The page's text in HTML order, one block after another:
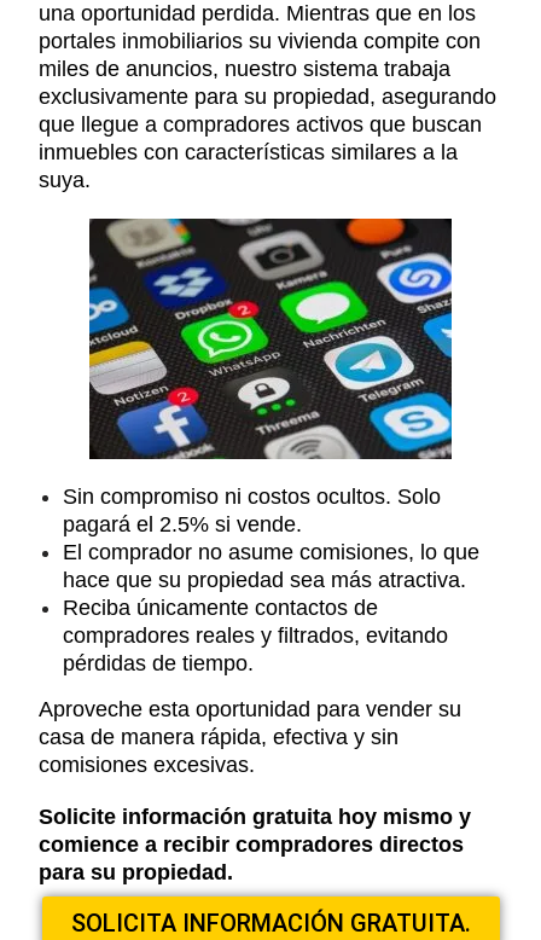
una oportunidad perdida. Mientras que en los
portales inmobiliarios su vivienda compite con
miles de anuncios, nuestro sistema trabaja
exclusivamente para su propiedad, asegurando
que llegue a compradores activos que buscan
inmuebles con características similares a la
suya.
Sin compromiso ni costos ocultos. Solo
pagará el 2.5% si vende.
El comprador no asume comisiones, lo que
hace que su propiedad sea más atractiva.
Reciba únicamente contactos de
compradores reales y filtrados, evitando
pérdidas de tiempo.
Aproveche esta oportunidad para vender su
casa de manera rápida, efectiva y sin
comisiones excesivas.
Solicite información gratuita hoy mismo y
comience a recibir compradores directos
para su propiedad.
SOLICITA INFORMACIÓN GRATUITA.